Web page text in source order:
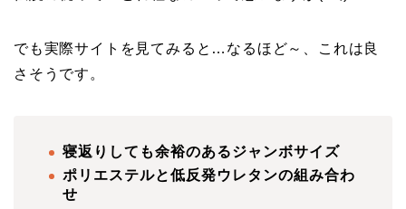
でも実際サイトを見てみると…なるほど～、これは良
さそうです。
寝返りしても余裕のあるジャンボサイズ
ポリエステルと低反発ウレタンの組み合わ
せ